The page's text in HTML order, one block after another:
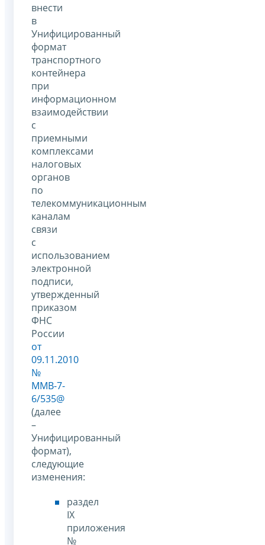
внести
в
Унифицированный
формат
транспортного
контейнера
при
информационном
взаимодействии
с
приемными
комплексами
налоговых
органов
по
телекоммуникационным
каналам
связи
с
использованием
электронной
подписи,
утвержденный
приказом
ФНС
России
от
09.11.2010
№
ММВ-7-
6/535@
(далее
–
Унифицированный
формат),
следующие
изменения:
раздел
IX
приложения
№